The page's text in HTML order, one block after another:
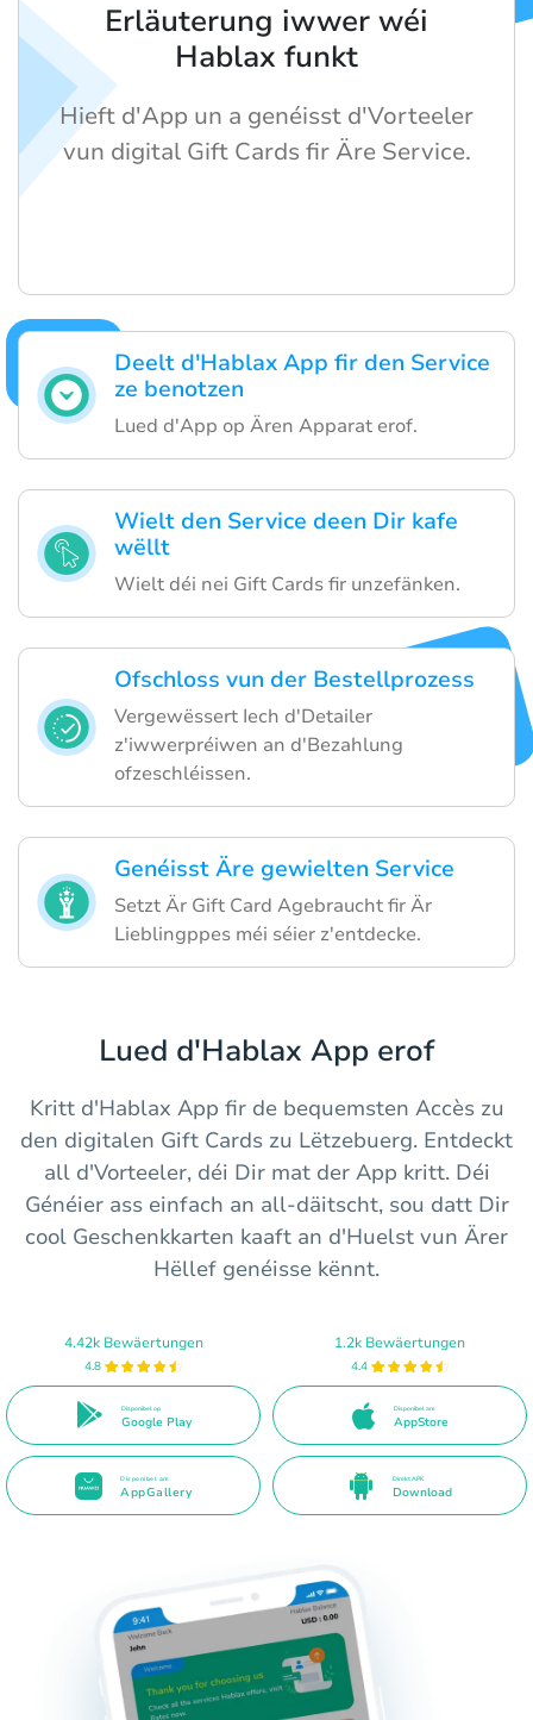
Deelt d'Hablax App fir den Service
ze benotzen
Lued d'App op Ären Apparat erof.
Wielt den Service deen Dir kafe
wëllt
Wielt déi nei Gift Cards fir unzefänken.
Ofschloss vun der Bestellprozess
Vergewëssert Iech d'Detailer
z'iwwerpréiwen an d'Bezahlung
ofzeschléissen.
Genéisst Äre gewielten Service
Setzt Är Gift Card Agebraucht fir Är
Lieblingppes méi séier z'entdecke.
Erläuterung iwwer wéi
Hablax funkt
Hieft d'App un a genéisst d'Vorteeler
vun digital Gift Cards fir Äre Service.
Lued d'Hablax App erof
Kritt d'Hablax App fir de bequemsten Accès zu
den digitalen Gift Cards zu Lëtzebuerg. Entdeckt
all d'Vorteeler, déi Dir mat der App kritt. Déi
Généier ass einfach an all-däitscht, sou datt Dir
cool Geschenkkarten kaaft an d'Huelst vun Ärer
Hëllef genéisse kënnt.
4.42k Bewäertungen
4.8
Disponibel op
Google Play
1.2k Bewäertungen
4.4
Disponibel am
AppStore
Disponibel am
AppGallery
Direkt APK
Download